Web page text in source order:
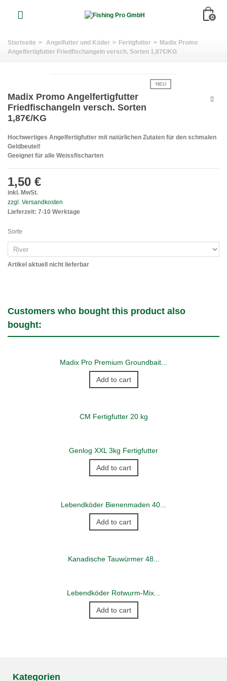
0
Startseite > Angelfutter und Köder > Fertigfutter > Madix Promo
Angelfertigfutter Friedfischangeln versch. Sorten 1,87€/KG
NEU
Madix Promo Angelfertigfutter
Friedfischangeln versch. Sorten
1,87€/KG
Hochwertiges Angelfertigfutter mit natürlichen Zutaten für den schmalen
Geldbeutel!
Geeignet für alle Weissfischarten
1,50 €
inkl. MwSt.
zzgl. Versandkosten
Lieferzeit: 7-10 Werktage
Sorte
Artikel aktuell nicht lieferbar
Customers who bought this product also
bought:
Madix Pro Premium Groundbait...
Add to cart
CM Fertigfutter 20 kg
Genlog XXL 3kg Fertigfutter
Add to cart
Lebendköder Bienenmaden 40...
Add to cart
Kanadische Tauwürmer 48...
Lebendköder Rotwurm-Mix...
Add to cart
Kategorien